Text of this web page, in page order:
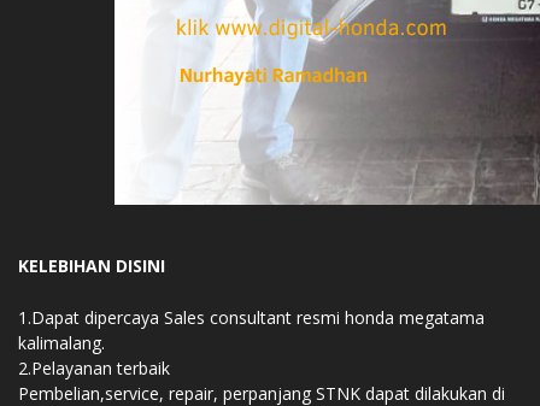
KELEBIHAN DISINI
1.Dapat dipercaya Sales consultant resmi honda megatama
kalimalang.
2.Pelayanan terbaik
Pembelian,service, repair, perpanjang STNK dapat dilakukan di